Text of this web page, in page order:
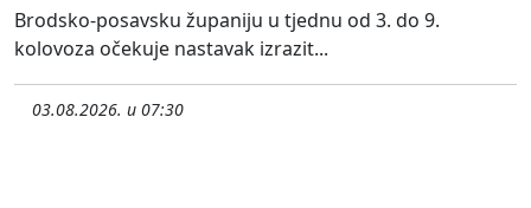
Brodsko-posavsku županiju u tjednu od 3. do 9.
kolovoza očekuje nastavak izrazit...
03.08.2026. u 07:30